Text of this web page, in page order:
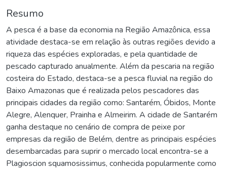
Resumo
A pesca é a base da economia na Região Amazônica, essa
atividade destaca-se em relação às outras regiões devido a
riqueza das espécies exploradas, e pela quantidade de
pescado capturado anualmente. Além da pescaria na região
costeira do Estado, destaca-se a pesca fluvial na região do
Baixo Amazonas que é realizada pelos pescadores das
principais cidades da região como: Santarém, Óbidos, Monte
Alegre, Alenquer, Prainha e Almeirim. A cidade de Santarém
ganha destaque no cenário de compra de peixe por
empresas da região de Belém, dentre as principais espécies
desembarcadas para suprir o mercado local encontra-se a
Plagioscion squamosissimus, conhecida popularmente como